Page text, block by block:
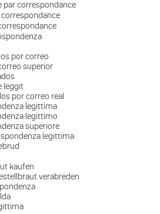
correspondance
por correo
superior
leggit
por correo real
legittima
legittimo
superiore
legittima
kaufen
verabreden